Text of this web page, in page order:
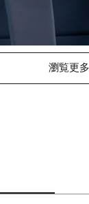
瀏覧更多